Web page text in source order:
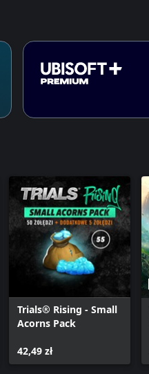
Trials® Rising - Small
Acorns Pack
42,49 zł